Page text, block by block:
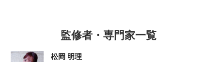
監修者・専門家一覧
松岡 明理